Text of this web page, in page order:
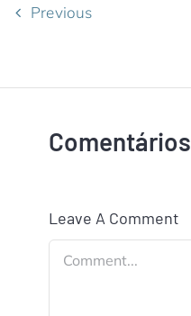
Previous
Comentários
Leave A Comment
Comment